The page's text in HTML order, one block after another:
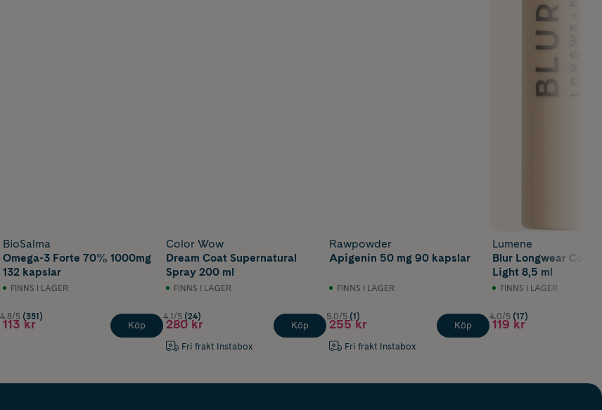
BioSalma
Omega-3 Forte 70% 1000mg
132 kapslar
FINNS I LAGER
4.8/5 (351)
113 kr Köp
Color Wow
Dream Coat Supernatural
Spray 200 ml
FINNS I LAGER
4.1/5 (24)
280 kr
Fri frakt Instabox
Köp
Rawpowder
Apigenin 50 mg 90 kapslar
FINNS I LAGER
5.0/5 (1)
255 kr
Fri frakt Instabox
Köp
Lumene
Blur Longwear
Light 8,5 ml
FINNS I LAGER
4.0/5 (17)
119 kr